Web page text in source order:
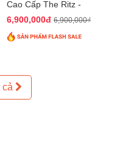
Cao Cấp The Ritz -
6,900,000đ 6,900,000₫
cả